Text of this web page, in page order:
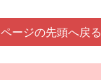
ページの先頭へ戻る